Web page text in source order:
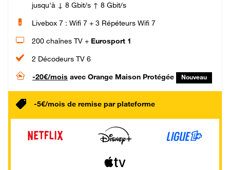
jusqu'à ↓ 8 Gbit/s ↑ 8 Gbit/s
Livebox 7 : Wifi 7 + 3 Répéteurs Wifi 7
200 chaînes TV + Eurosport 1
2 Décodeurs TV 6
-20€/mois avec Orange Maison Protégée Nouveau
-5€/mois de remise par plateforme